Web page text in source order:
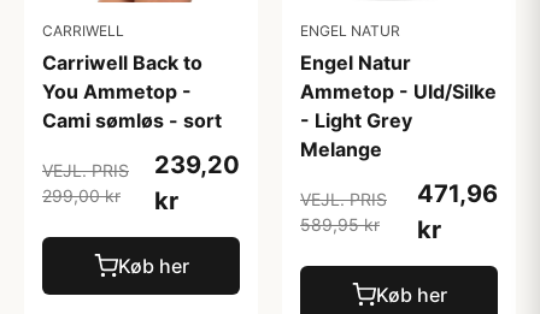
CARRIWELL
Carriwell Back to
You Ammetop -
Cami sømløs - sort
VEJL. PRIS
299,00 kr
239,20
kr
Køb her
ENGEL NATUR
Engel Natur
Ammetop - Uld/Silke
- Light Grey
Melange
VEJL. PRIS
589,95 kr
471,96
kr
Køb her